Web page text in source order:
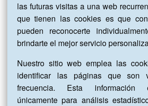
las futuras visitas a una web
que tienen las cookies es que
pueden reconocerte
brindarte el mejor servicio
Nuestro sitio web emplea las
identificar las páginas que son
frecuencia. Esta información
únicamente para análisis